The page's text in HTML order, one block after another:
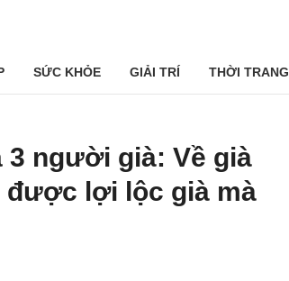
SỨC KHỎE GIẢI TRÍ THỜI TRANG
3 người già: Về già
được lợi lộc già mà